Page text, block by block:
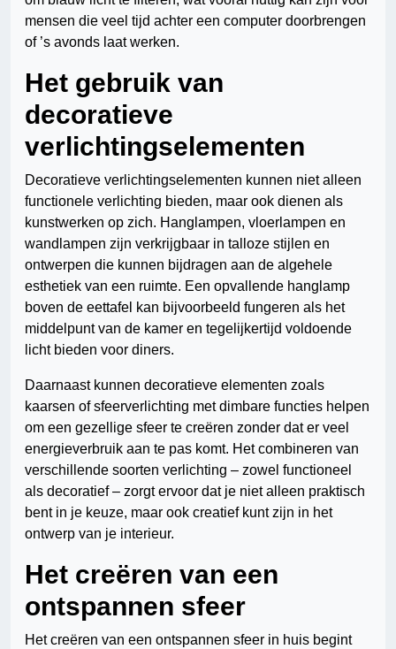
mensen die veel tijd achter een computer doorbrengen
of ’s avonds laat werken.
Het gebruik van
decoratieve
verlichtingselementen
Decoratieve verlichtingselementen kunnen niet alleen
functionele verlichting bieden, maar ook dienen als
kunstwerken op zich. Hanglampen, vloerlampen en
wandlampen zijn verkrijgbaar in talloze stijlen en
ontwerpen die kunnen bijdragen aan de algehele
esthetiek van een ruimte. Een opvallende hanglamp
boven de eettafel kan bijvoorbeeld fungeren als het
middelpunt van de kamer en tegelijkertijd voldoende
licht bieden voor diners.
Daarnaast kunnen decoratieve elementen zoals
kaarsen of sfeerverlichting met dimbare functies helpen
om een gezellige sfeer te creëren zonder dat er veel
energieverbruik aan te pas komt. Het combineren van
verschillende soorten verlichting – zowel functioneel
als decoratief – zorgt ervoor dat je niet alleen praktisch
bent in je keuze, maar ook creatief kunt zijn in het
ontwerp van je interieur.
Het creëren van een
ontspannen sfeer
Het creëren van een ontspannen sfeer in huis begint